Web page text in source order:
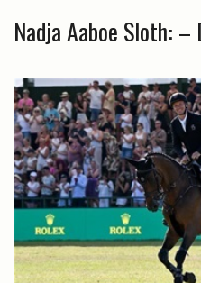
Nadja Aaboe Sloth: